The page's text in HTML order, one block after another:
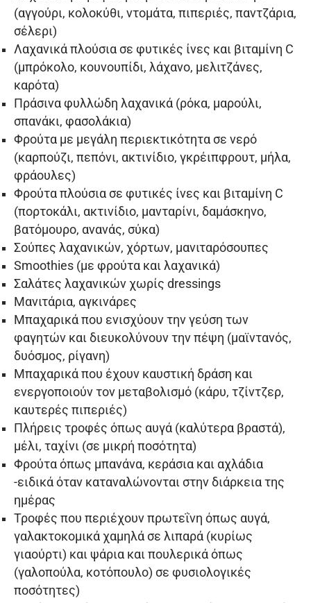
(αγγούρι, κολοκύθι, ντομάτα, πιπεριές, παντζάρια,
σέλερι)
Λαχανικά πλούσια σε φυτικές ίνες και βιταμίνη C
(μπρόκολο, κουνουπίδι, λάχανο, μελιτζάνες,
καρότα)
Πράσινα φυλλώδη λαχανικά (ρόκα, μαρούλι,
σπανάκι, φασολάκια)
Φρούτα με μεγάλη περιεκτικότητα σε νερό
(καρπούζι, πεπόνι, ακτινίδιο, γκρέιπφρουτ, μήλα,
φράουλες)
Φρούτα πλούσια σε φυτικές ίνες και βιταμίνη C
(πορτοκάλι, ακτινίδιο, μανταρίνι, δαμάσκηνο,
βατόμουρο, ανανάς, σύκα)
Σούπες λαχανικών, χόρτων, μανιταρόσουπες
Smoothies (με φρούτα και λαχανικά)
Σαλάτες λαχανικών χωρίς dressings
Μανιτάρια, αγκινάρες
Μπαχαρικά που ενισχύουν την γεύση των
φαγητών και διευκολύνουν την πέψη (μαϊντανός,
δυόσμος, ρίγανη)
Μπαχαρικά που έχουν καυστική δράση και
ενεργοποιούν τον μεταβολισμό (κάρυ, τζίντζερ,
καυτερές πιπεριές)
Πλήρεις τροφές όπως αυγά (καλύτερα βραστά),
μέλι, ταχίνι (σε μικρή ποσότητα)
Φρούτα όπως μπανάνα, κεράσια και αχλάδια
-ειδικά όταν καταναλώνονται στην διάρκεια της
ημέρας
Τροφές που περιέχουν πρωτεΐνη όπως αυγά,
γαλακτοκομικά χαμηλά σε λιπαρά (κυρίως
γιαούρτι) και ψάρια και πουλερικά όπως
(γαλοπούλα, κοτόπουλο) σε φυσιολογικές
ποσότητες)